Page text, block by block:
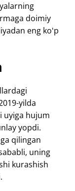
doimiy
eng koʻp
yilda
uyiga hujum
yopdi.
qilingan
uning
kurashish